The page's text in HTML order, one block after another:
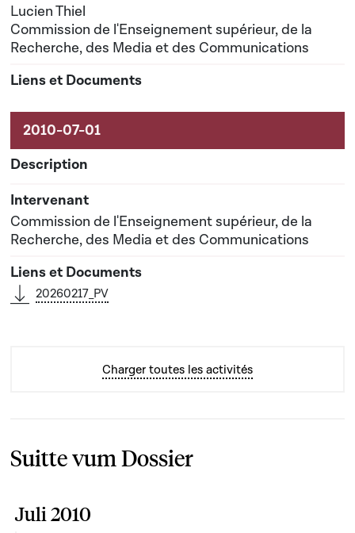
Date prévisionnelle du rapport de commission : 09-
07-2010
Lucien Thiel
Commission de l'Enseignement supérieur, de la
Recherche, des Media et des Communications
Commission de l'Enseignement supérieur, de la
Recherche, des Media et des Communications
20260217_PV
Charger toutes les activités
Suitte vum Dossier
Juli 2010